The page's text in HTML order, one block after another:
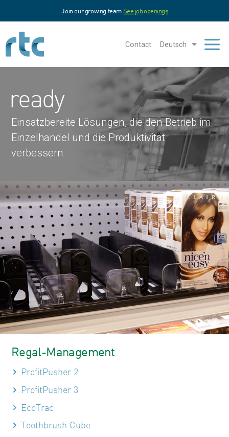
Join our growing team See job openings
Contact Deutsch
ready
Einsatzbereite Lösungen, die den Betrieb im
Einzelhandel und die Produktivität
verbessern
Regal-Management
ProfitPusher 2
ProfitPusher 3
EcoTrac
Toothbrush Cube